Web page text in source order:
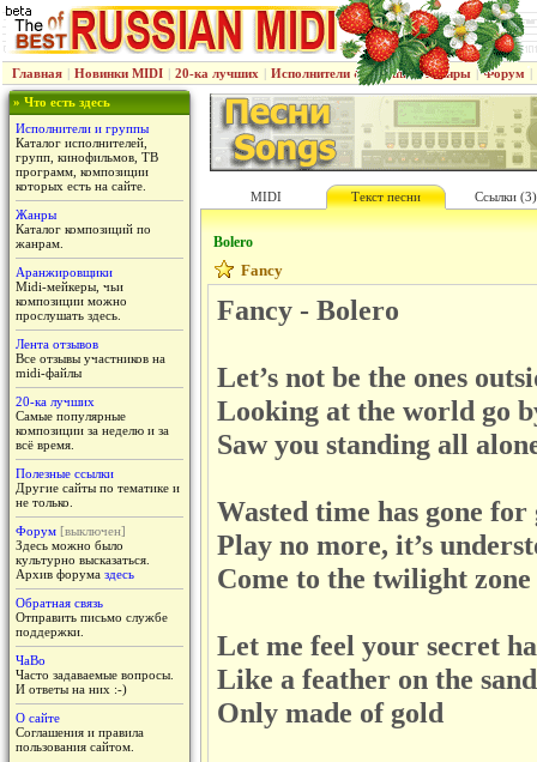
Главная | Новинки MIDI | 20-ка лучших | Исполнители & группы | Жанры | Форум |
» Что есть здесь
Исполнители и группы
Каталог исполнителей,
групп, кинофильмов, ТВ
программ, композиции
которых есть на сайте.
Жанры
Каталог композиций по
жанрам.
Аранжировщики
Midi-мейкеры, чьи
композиции можно
прослушать здесь.
Лента отзывов
Все отзывы участников на
midi-файлы
20-ка лучших
Самые популярные
композиции за неделю и за
всё время.
Полезные ссылки
Другие сайты по тематике и
не только.
Форум [выключен]
Здесь можно было
культурно высказаться.
Архив форума здесь
Обратная связь
Отправить письмо службе
поддержки.
ЧаВо
Часто задаваемые вопросы.
И ответы на них :-)
О сайте
Соглашения и правила
пользования сайтом.
MIDI Текст песни Ссылки (3)
Bolero
Fancy
Fancy - Bolero
Let’s not be the ones
Looking at the world go
Saw you standing all
Wasted time has gone for
Play no more, it’s
Come to the twilight zone
Let me feel your secret
Like a feather on the sand
Only made of gold